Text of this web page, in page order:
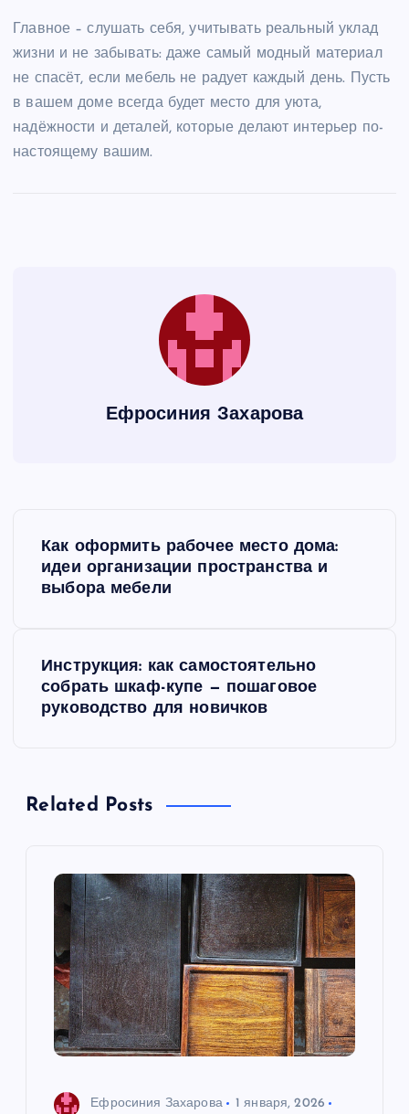
Главное – слушать себя, учитывать реальный уклад
жизни и не забывать: даже самый модный материал
не спасёт, если мебель не радует каждый день. Пусть
в вашем доме всегда будет место для уюта,
надёжности и деталей, которые делают интерьер по-
настоящему вашим.
Ефросиния Захарова
ц
Как оформить рабочее место дома:
идеи организации пространства и
выбора мебели
Инструкция: как самостоятельно
собрать шкаф-купе — пошаговое
руководство для новичков
Related Posts
Ефросиния Захарова 1 января, 2026